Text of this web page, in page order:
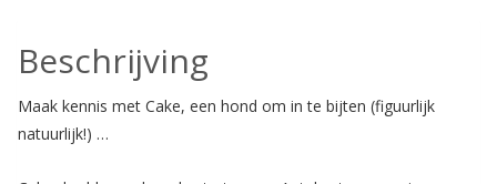
Beschrijving
Maak kennis met Cake, een hond om in te bijten (figuurlijk
natuurlijk!) …